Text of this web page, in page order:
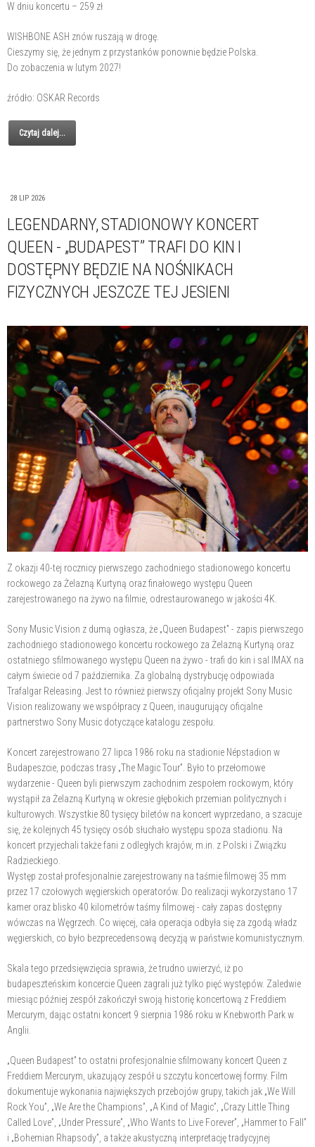
W dniu koncertu – 259 zł
WISHBONE ASH znów ruszają w drogę.
Cieszymy się, że jednym z przystanków ponownie będzie Polska.
Do zobaczenia w lutym 2027!
źródło: OSKAR Records
Czytaj dalej...
28 LIP 2026
LEGENDARNY, STADIONOWY KONCERT
QUEEN - „BUDAPEST” TRAFI DO KIN I
DOSTĘPNY BĘDZIE NA NOŚNIKACH
FIZYCZNYCH JESZCZE TEJ JESIENI
Z okazji 40-tej rocznicy pierwszego zachodniego stadionowego koncertu
rockowego za Żelazną Kurtyną oraz finałowego występu Queen
zarejestrowanego na żywo na filmie, odrestaurowanego w jakości 4K.
Sony Music Vision z dumą ogłasza, że „Queen Budapest” - zapis pierwszego
zachodniego stadionowego koncertu rockowego za Żelazną Kurtyną oraz
ostatniego sfilmowanego występu Queen na żywo - trafi do kin i sal IMAX na
całym świecie od 7 października. Za globalną dystrybucję odpowiada
Trafalgar Releasing. Jest to również pierwszy oficjalny projekt Sony Music
Vision realizowany we współpracy z Queen, inaugurujący oficjalne
partnerstwo Sony Music dotyczące katalogu zespołu.
Koncert zarejestrowano 27 lipca 1986 roku na stadionie Népstadion w
Budapeszcie, podczas trasy „The Magic Tour”. Było to przełomowe
wydarzenie - Queen byli pierwszym zachodnim zespołem rockowym, który
wystąpił za Żelazną Kurtyną w okresie głębokich przemian politycznych i
kulturowych. Wszystkie 80 tysięcy biletów na koncert wyprzedano, a szacuje
się, że kolejnych 45 tysięcy osób słuchało występu spoza stadionu. Na
koncert przyjechali także fani z odległych krajów, m.in. z Polski i Związku
Radzieckiego.
Występ został profesjonalnie zarejestrowany na taśmie filmowej 35 mm
przez 17 czołowych węgierskich operatorów. Do realizacji wykorzystano 17
kamer oraz blisko 40 kilometrów taśmy filmowej - cały zapas dostępny
wówczas na Węgrzech. Co więcej, cała operacja odbyła się za zgodą władz
węgierskich, co było bezprecedensową decyzją w państwie komunistycznym.
Skala tego przedsięwzięcia sprawia, że trudno uwierzyć, iż po
budapeszteńskim koncercie Queen zagrali już tylko pięć występów. Zaledwie
miesiąc później zespół zakończył swoją historię koncertową z Freddiem
Mercurym, dając ostatni koncert 9 sierpnia 1986 roku w Knebworth Park w
Anglii.
„Queen Budapest” to ostatni profesjonalnie sfilmowany koncert Queen z
Freddiem Mercurym, ukazujący zespół u szczytu koncertowej formy. Film
dokumentuje wykonania największych przebojów grupy, takich jak „We Will
Rock You”, „We Are the Champions”, „A Kind of Magic”, „Crazy Little Thing
Called Love”, „Under Pressure”, „Who Wants to Live Forever”, „Hammer to Fall”
i „Bohemian Rhapsody”, a także akustyczną interpretację tradycyjnej